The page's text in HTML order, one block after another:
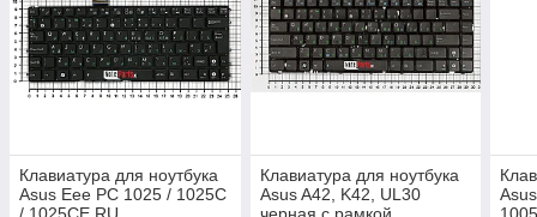
Клавиатура для ноутбука
Asus Eee PC 1025 / 1025C
Клавиатура для ноутбука
Asus A42, K42, UL30